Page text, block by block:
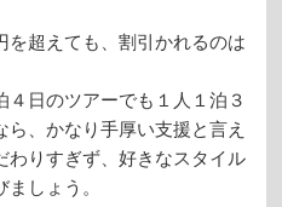
を超えても、割引かれるのは
日のツアーでも１人１泊３
、かなり手厚い支援と言え
わりすぎず、好きなスタイル
しょう。